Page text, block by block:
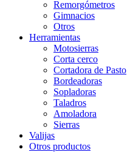
Remorgómetros
Gimnacios
Otros
Herramientas
Motosierras
Corta cerco
Cortadora de Pasto
Bordeadoras
Sopladoras
Taladros
Amoladora
Sierras
Valijas
Otros productos